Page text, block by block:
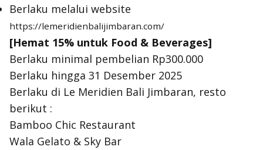
Berlaku melalui website
https://lemeridienbalijimbaran.com/
[Hemat 15% untuk Food & Beverages]
Berlaku minimal pembelian Rp300.000
Berlaku hingga 31 Desember 2025
Berlaku di Le Meridien Bali Jimbaran, resto
berikut :
Bamboo Chic Restaurant
Wala Gelato & Sky Bar